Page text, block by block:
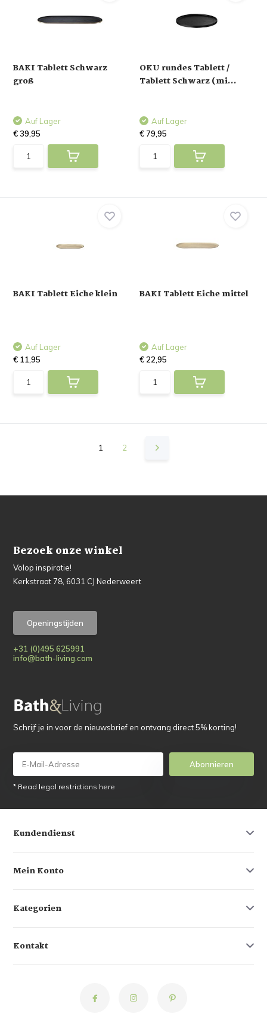
BAKI Tablett Schwarz
groß
Auf Lager
€ 39,95
OKU rundes Tablett /
Tablett Schwarz (mi...
Auf Lager
€ 79,95
BAKI Tablett Eiche klein
Auf Lager
€ 11,95
BAKI Tablett Eiche mittel
Auf Lager
€ 22,95
1 2
Bezoek onze winkel
Volop inspiratie!
Kerkstraat 78, 6031 CJ Nederweert
Openingstijden
+31 (0)495 625991
info@bath-living.com
Schrijf je in voor de nieuwsbrief en ontvang direct 5% korting!
Abonnieren
* Read legal restrictions here
Kundendienst
Mein Konto
Kategorien
Kontakt